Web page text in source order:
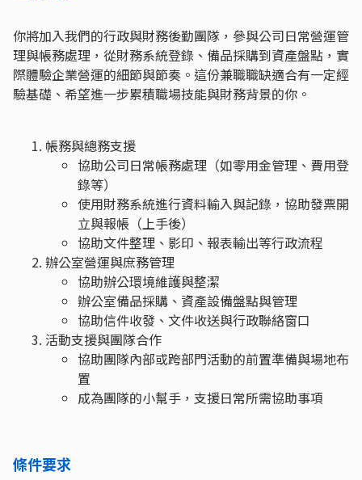
你將加入我們的行政與財務後勤團隊，參與公司日常營運管
理與帳務處理，從財務系統登錄、備品採購到資產盤點，實
際體驗企業營運的細節與節奏。這份兼職職缺適合有一定經
驗基礎、希望進一步累積職場技能與財務背景的你。
帳務與總務支援
協助公司日常帳務處理（如零用金管理、費用登
錄等）
使用財務系統進行資料輸入與記錄，協助發票開
立與報帳（上手後）
協助文件整理、影印、報表輸出等行政流程
辦公室營運與庶務管理
協助辦公環境維護與整潔
辦公室備品採購、資產設備盤點與管理
協助信件收發、文件收送與行政聯絡窗口
活動支援與團隊合作
協助團隊內部或跨部門活動的前置準備與場地布
置
成為團隊的小幫手，支援日常所需協助事項
條件要求